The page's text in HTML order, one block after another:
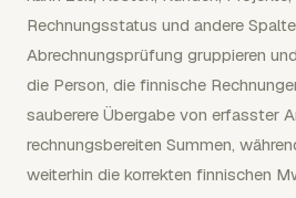
Rechnungsstatus und andere
Abrechnungsprüfung gruppieren
die Person, die finnische
sauberere Übergabe von erfasster
rechnungsbereiten Summen,
weiterhin die korrekten finnischen